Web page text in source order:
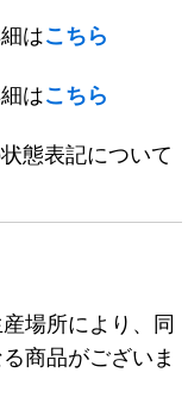
はこちら
はこちら
態表記について
場所により、同
商品がございま